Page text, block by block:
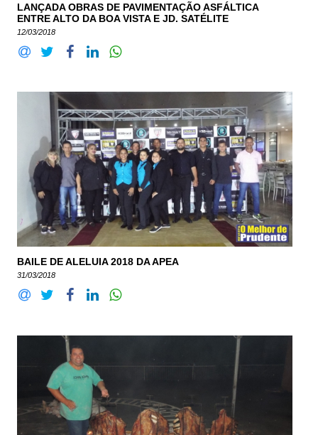
LANÇADA OBRAS DE PAVIMENTAÇÃO ASFÁLTICA
ENTRE ALTO DA BOA VISTA E JD. SATÉLITE
12/03/2018
BAILE DE ALELUIA 2018 DA APEA
31/03/2018